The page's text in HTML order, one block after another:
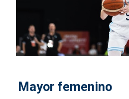
Mayor femenino